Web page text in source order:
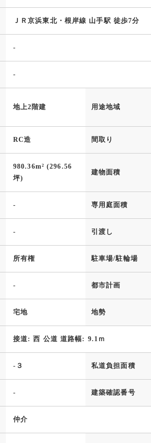
ＪＲ京浜東北・根岸線 山手駅 徒歩7分
-
-
地上2階建 用途地域
RC造 間取り
980.36m² (296.56
坪)
建物面積
- 専用庭面積
- 引渡し
所有権 駐車場/駐輪場
- 都市計画
宅地 地勢
接道: 西 公道 道路幅: 9.1ｍ
-３ 私道負担面積
- 建築確認番号
仲介